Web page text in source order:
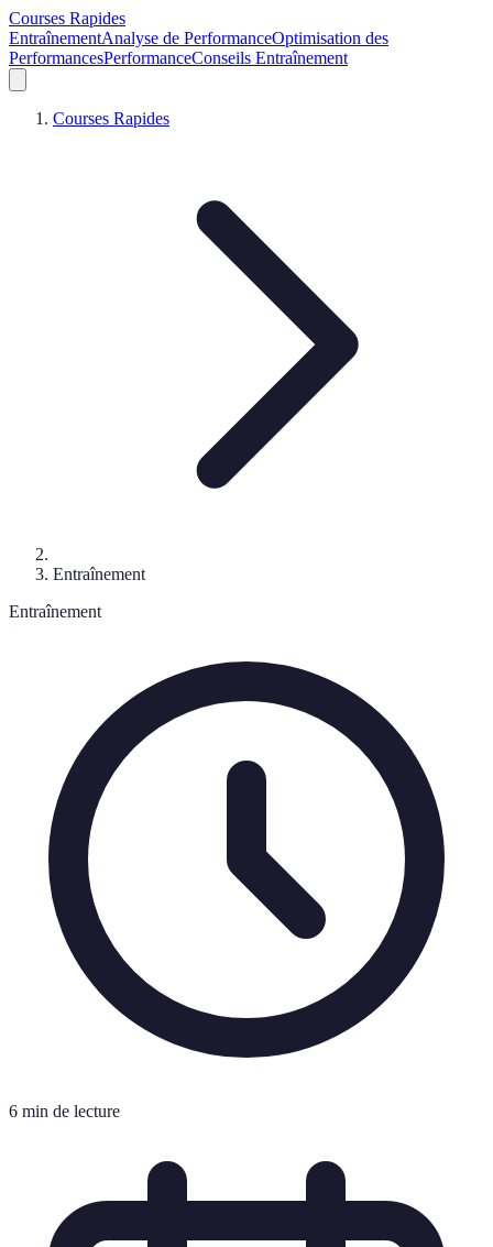
Courses Rapides
EntraînementAnalyse de PerformanceOptimisation des
PerformancesPerformanceConseils Entraînement
Courses Rapides
Entraînement
Entraînement
6 min de lecture